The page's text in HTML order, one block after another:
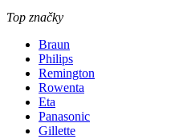
Top značky
Braun
Philips
Remington
Rowenta
Eta
Panasonic
Gillette